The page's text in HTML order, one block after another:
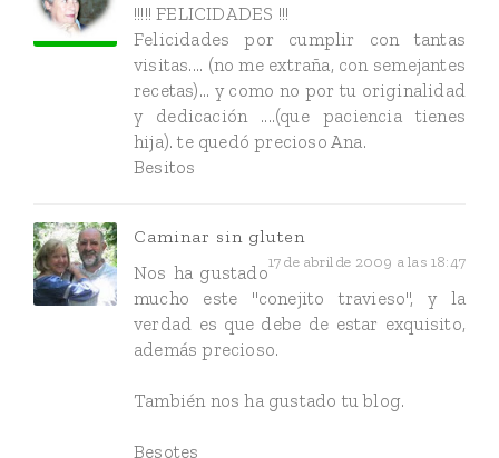
!!!!! FELICIDADES !!!
Felicidades por cumplir con tantas
visitas.... (no me extraña, con semejantes
recetas)... y como no por tu originalidad
y dedicación ....(que paciencia tienes
hija). te quedó precioso Ana.
Besitos
Caminar sin gluten
17 de abril de 2009 a las 18:47
Nos ha gustado
mucho este "conejito travieso", y la
verdad es que debe de estar exquisito,
además precioso.
También nos ha gustado tu blog.
Besotes